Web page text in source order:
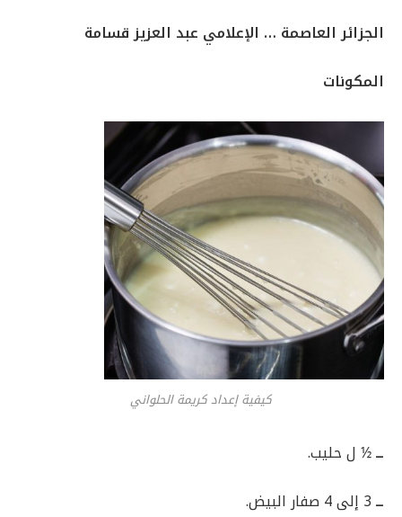
الجزائر العاصمة … الإعلامي عبد العزيز قسامة
المكونات
كيفية إعداد كريمة الحلواني
ــ½ ل حليب.
ــ3 إلى 4 صفار البيض.